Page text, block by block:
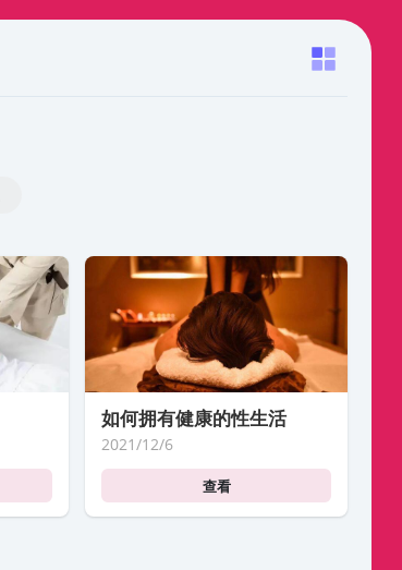
如何拥有健康的性生活
2021/12/6
查看